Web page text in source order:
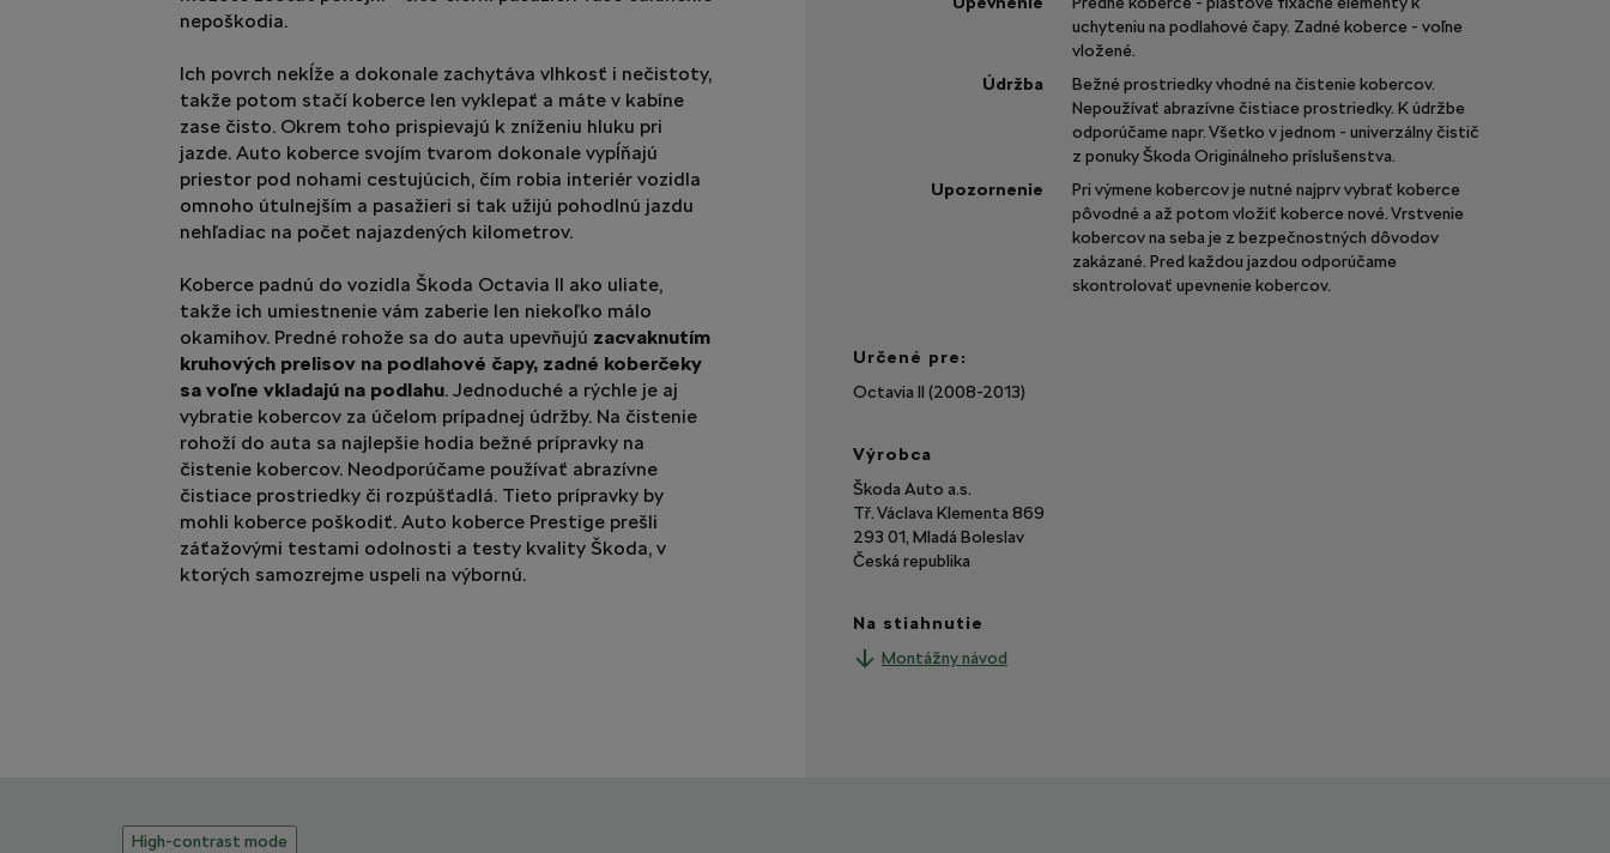
nepoškodia.
Ich povrch nekĺže a dokonale zachytáva vlhkosť i nečistoty,
takže potom stačí koberce len vyklepať a máte v kabíne
zase čisto. Okrem toho prispievajú k zníženiu hluku pri
jazde. Auto koberce svojím tvarom dokonale vypĺňajú
priestor pod nohami cestujúcich, čím robia interiér vozidla
omnoho útulnejším a pasažieri si tak užijú pohodlnú jazdu
nehľadiac na počet najazdených kilometrov.
Koberce padnú do vozidla Škoda Octavia II ako uliate,
takže ich umiestnenie vám zaberie len niekoľko málo
okamihov. Predné rohože sa do auta upevňujú zacvaknutím
kruhových prelisov na podlahové čapy, zadné koberčeky
sa voľne vkladajú na podlahu. Jednoduché a rýchle je aj
vybratie kobercov za účelom prípadnej údržby. Na čistenie
rohoží do auta sa najlepšie hodia bežné prípravky na
čistenie kobercov. Neodporúčame používať abrazívne
čistiace prostriedky či rozpúšťadlá. Tieto prípravky by
mohli koberce poškodiť. Auto koberce Prestige prešli
záťažovými testami odolnosti a testy kvality Škoda, v
ktorých samozrejme uspeli na výbornú.
uchyteniu na podlahové čapy. Zadné koberce - voľne
vložené.
Údržba
Bežné prostriedky vhodné na čistenie kobercov.
Nepoužívať abrazívne čistiace prostriedky. K údržbe
odporúčame napr. Všetko v jednom - univerzálny čistič
z ponuky Škoda Originálneho príslušenstva.
Upozornenie
Pri výmene kobercov je nutné najprv vybrať koberce
pôvodné a až potom vložiť koberce nové. Vrstvenie
kobercov na seba je z bezpečnostných dôvodov
zakázané. Pred každou jazdou odporúčame
skontrolovať upevnenie kobercov.
Určené pre:
Octavia II (2008-2013)
Výrobca
Škoda Auto a.s.
Tř. Václava Klementa 869
293 01, Mladá Boleslav
Česká republika
Na stiahnutie
Montážny návod
High-contrast mode